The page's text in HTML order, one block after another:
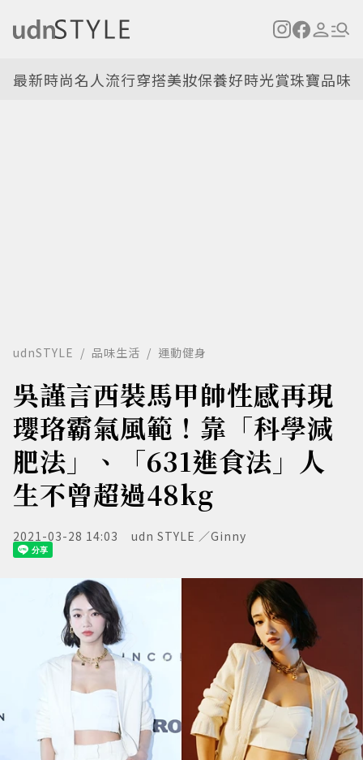
最新時尚名人流行穿搭美妝保養好時光賞珠寶品味
udnSTYLE 品味生活 運動健身
吳謹言西裝馬甲帥性感再現
瓔珞霸氣風範！靠「科學減
肥法」、「631進食法」人
生不曾超過48kg
2021-03-28 14:03 udn STYLE ／Ginny